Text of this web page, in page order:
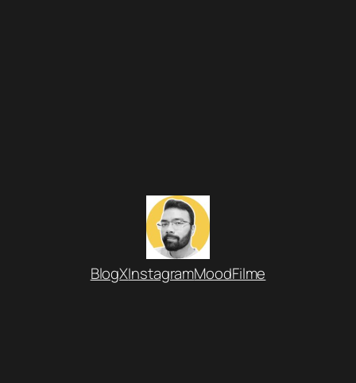
BlogXInstagramMoodFilme